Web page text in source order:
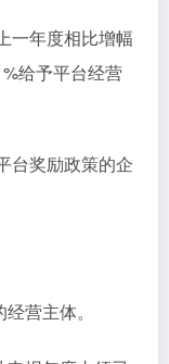
一年度相比增幅
给予平台经营
台奖励政策的企
营主体。